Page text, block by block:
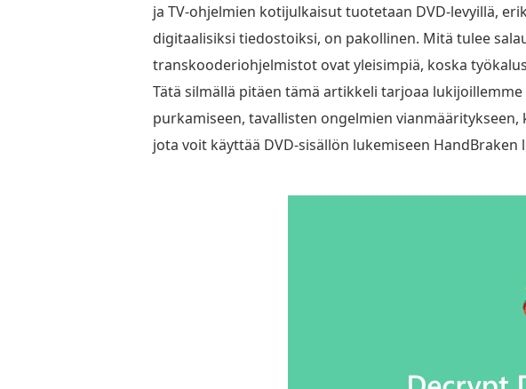
ja TV-ohjelmien kotijulkaisut tuotetaan DVD-levyillä,
digitaalisiksi tiedostoiksi, on pakollinen. Mitä tulee
transkooderiohjelmistot ovat yleisimpiä, koska
Tätä silmällä pitäen tämä artikkeli tarjoaa
purkamiseen, tavallisten ongelmien
jota voit käyttää DVD-sisällön lukemiseen HandBraken